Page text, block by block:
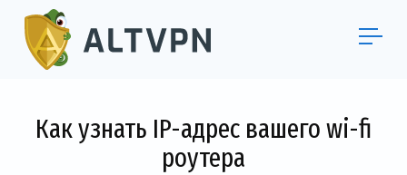
Как узнать IP-адрес вашего wi-fi
роутера